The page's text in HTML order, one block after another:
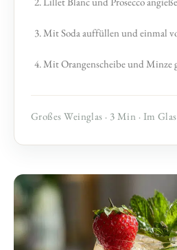
Mit Soda auffüllen und einmal
Mit Orangenscheibe und Minze
Großes Weinglas · 3 Min · Im